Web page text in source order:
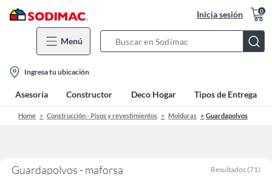
Inicia sesión 0
Menú
Bar
location-
icon
Ingresa tu ubicación
Asesoría Constructor Deco Hogar Tipos de Entrega
Home Construcción - Pisos y revestimientos Molduras Guardapolvos
Guardapolvos - maforsa Resultados (71)